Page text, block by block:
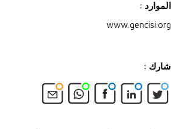
الموارد :
www.gencisi.org
شارك :